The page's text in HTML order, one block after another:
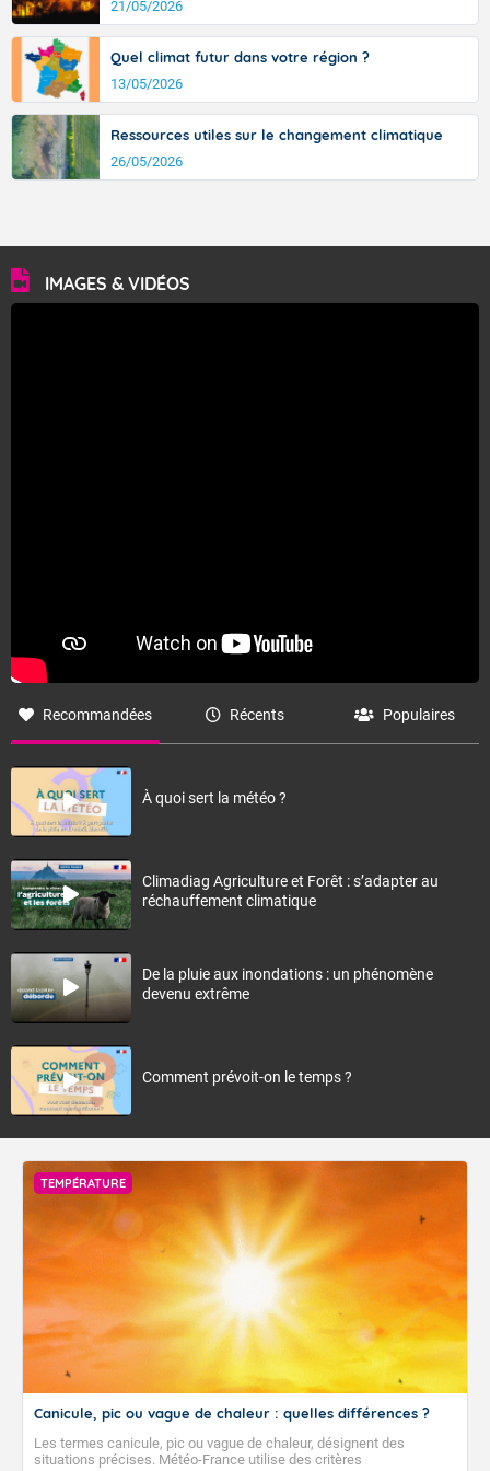
21/05/2026
Quel climat futur dans votre région ?
13/05/2026
Ressources utiles sur le changement climatique
26/05/2026
IMAGES & VIDÉOS
Recommandées Récents Populaires
À quoi sert la météo ?
Climadiag Agriculture et Forêt : s’adapter au
réchauffement climatique
De la pluie aux inondations : un phénomène
devenu extrême
Comment prévoit-on le temps ?
TEMPÉRATURE
Canicule, pic ou vague de chaleur : quelles différences ?
Les termes canicule, pic ou vague de chaleur, désignent des
situations précises. Météo-France utilise des critères